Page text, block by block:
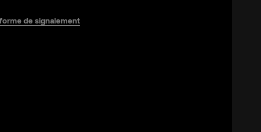
de signalement